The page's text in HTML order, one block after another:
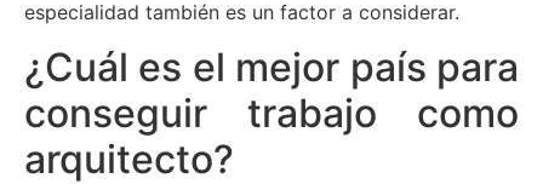
especialidad también es un factor a considerar.
¿Cuál es el mejor país para
conseguir trabajo como
arquitecto?